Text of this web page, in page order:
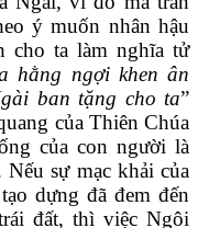
ý muốn nhân hậu
cho ta làm nghĩa tử
hằng ngợi khen ân
ban tặng cho ta”
của Thiên Chúa
của con người là
sự mạc khải của
dựng đã đem đến
đất, thì việc Ngôi